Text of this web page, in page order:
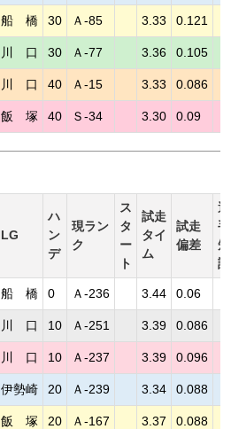
船 橋 30 Ａ-85 3.33 0.121
川 口 30 Ａ-77 3.36 0.105
川 口 40 Ａ-15 3.33 0.086
飯 塚 40 Ｓ-34 3.30 0.09
LG
ハ
ン
デ
現ラン
ク
ス
タ
ー
ト
試走
タイ
ム
試走
偏差
選
手
短
評
船 橋 0 Ａ-236 3.44 0.06
川 口 10 Ａ-251 3.39 0.086
川 口 10 Ａ-237 3.39 0.096
伊勢崎 20 Ａ-239 3.34 0.088
飯 塚 20 Ａ-167 3.37 0.088